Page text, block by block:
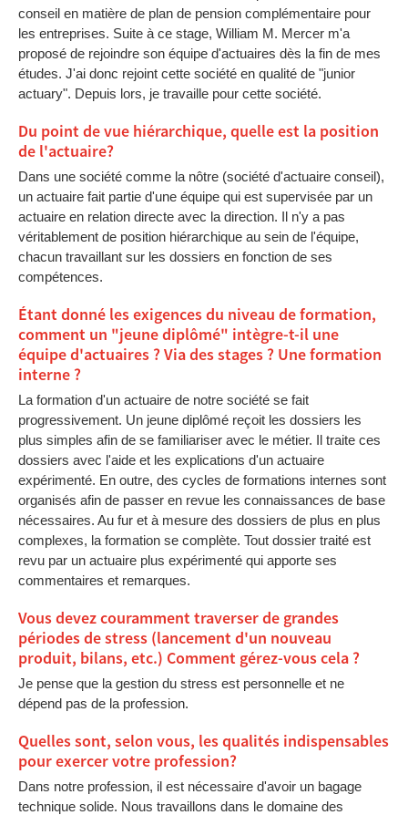
conseil en matière de plan de pension complémentaire pour
les entreprises. Suite à ce stage, William M. Mercer m'a
proposé de rejoindre son équipe d'actuaires dès la fin de mes
études. J'ai donc rejoint cette société en qualité de "junior
actuary". Depuis lors, je travaille pour cette société.
Du point de vue hiérarchique, quelle est la position
de l'actuaire?
Dans une société comme la nôtre (société d'actuaire conseil),
un actuaire fait partie d'une équipe qui est supervisée par un
actuaire en relation directe avec la direction. Il n'y a pas
véritablement de position hiérarchique au sein de l'équipe,
chacun travaillant sur les dossiers en fonction de ses
compétences.
Étant donné les exigences du niveau de formation,
comment un "jeune diplômé" intègre-t-il une
équipe d'actuaires ? Via des stages ? Une formation
interne ?
La formation d'un actuaire de notre société se fait
progressivement. Un jeune diplômé reçoit les dossiers les
plus simples afin de se familiariser avec le métier. Il traite ces
dossiers avec l'aide et les explications d'un actuaire
expérimenté. En outre, des cycles de formations internes sont
organisés afin de passer en revue les connaissances de base
nécessaires. Au fur et à mesure des dossiers de plus en plus
complexes, la formation se complète. Tout dossier traité est
revu par un actuaire plus expérimenté qui apporte ses
commentaires et remarques.
Vous devez couramment traverser de grandes
périodes de stress (lancement d'un nouveau
produit, bilans, etc.) Comment gérez-vous cela ?
Je pense que la gestion du stress est personnelle et ne
dépend pas de la profession.
Quelles sont, selon vous, les qualités indispensables
pour exercer votre profession?
Dans notre profession, il est nécessaire d'avoir un bagage
technique solide. Nous travaillons dans le domaine des